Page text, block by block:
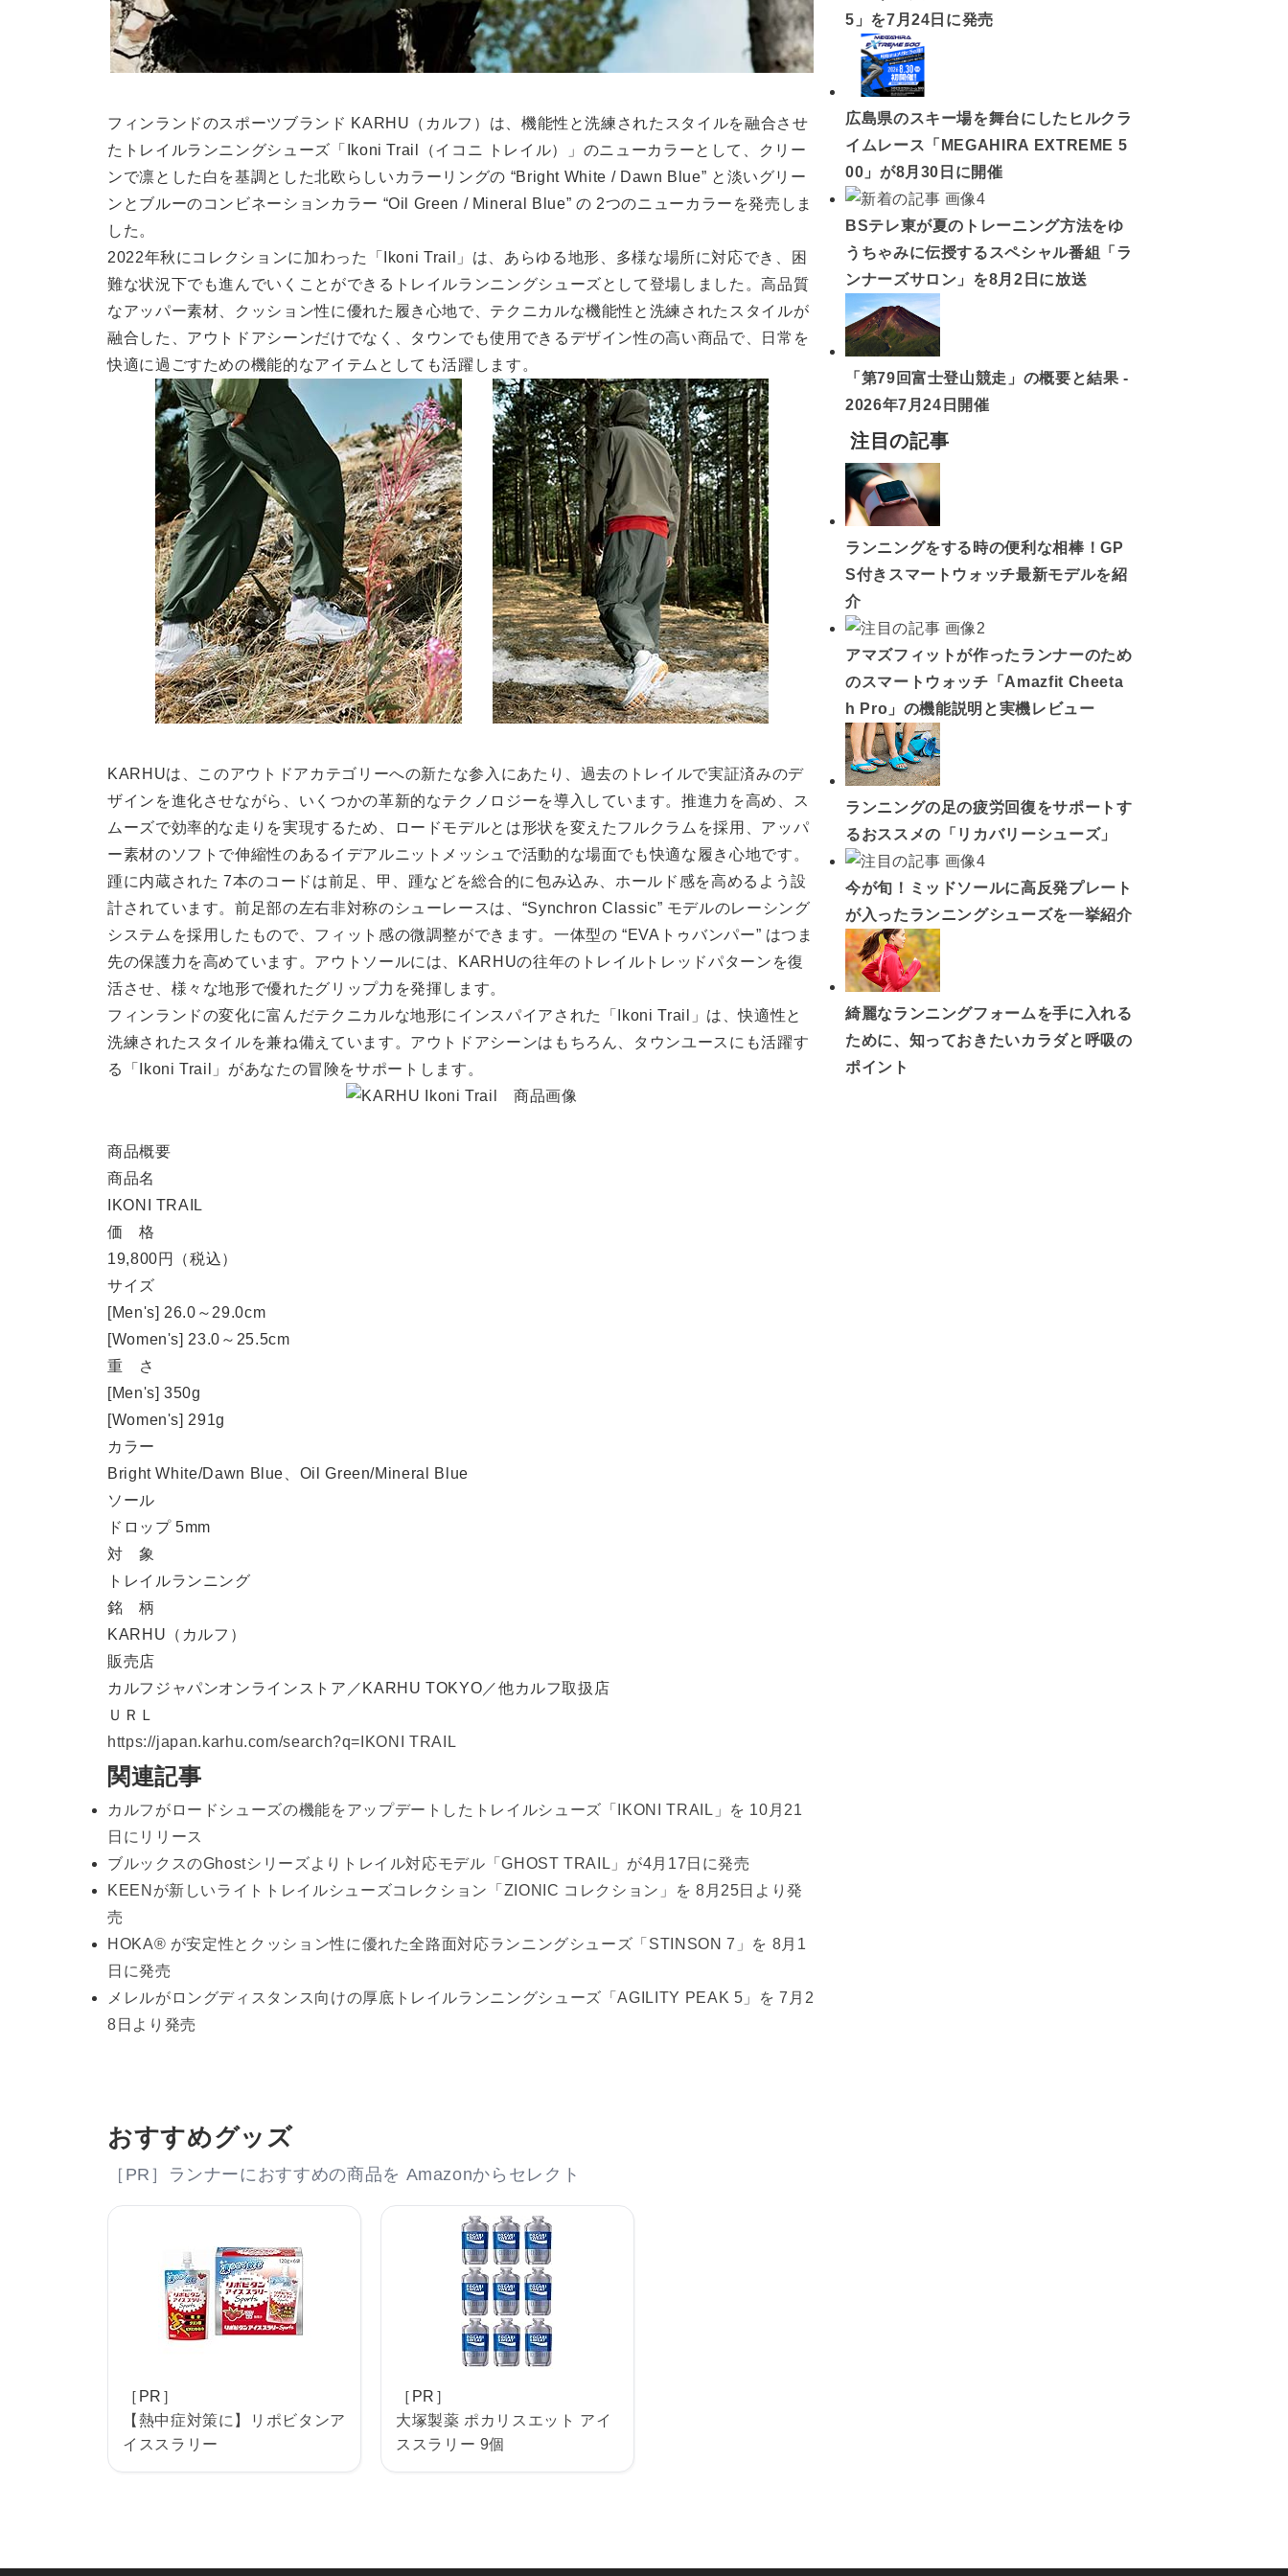
フィンランドのスポーツブランド KARHU（カルフ）は、機能性と洗練されたスタイルを融合させ
たトレイルランニングシューズ「Ikoni Trail（イコニ トレイル）」のニューカラーとして、クリー
ンで凛とした白を基調とした北欧らしいカラーリングの “Bright White / Dawn Blue” と淡いグリー
ンとブルーのコンビネーションカラー “Oil Green / Mineral Blue” の 2つのニューカラーを発売しま
した。
2022年秋にコレクションに加わった「Ikoni Trail」は、あらゆる地形、多様な場所に対応でき、困
難な状況下でも進んでいくことができるトレイルランニングシューズとして登場しました。高品質
なアッパー素材、クッション性に優れた履き心地で、テクニカルな機能性と洗練されたスタイルが
融合した、アウトドアシーンだけでなく、タウンでも使用できるデザイン性の高い商品で、日常を
快適に過ごすための機能的なアイテムとしても活躍します。
KARHUは、このアウトドアカテゴリーへの新たな参入にあたり、過去のトレイルで実証済みのデ
ザインを進化させながら、いくつかの革新的なテクノロジーを導入しています。推進力を高め、ス
ムーズで効率的な走りを実現するため、ロードモデルとは形状を変えたフルクラムを採用、アッパ
ー素材のソフトで伸縮性のあるイデアルニットメッシュで活動的な場面でも快適な履き心地です。
踵に内蔵された 7本のコードは前足、甲、踵などを総合的に包み込み、ホールド感を高めるよう設
計されています。前足部の左右非対称のシューレースは、“Synchron Classic” モデルのレーシング
システムを採用したもので、フィット感の微調整ができます。一体型の “EVAトゥバンパー” はつま
先の保護力を高めています。アウトソールには、KARHUの往年のトレイルトレッドパターンを復
活させ、様々な地形で優れたグリップ力を発揮します。
フィンランドの変化に富んだテクニカルな地形にインスパイアされた「Ikoni Trail」は、快適性と
洗練されたスタイルを兼ね備えています。アウトドアシーンはもちろん、タウンユースにも活躍す
る「Ikoni Trail」があなたの冒険をサポートします。
商品概要
商品名
IKONI TRAIL
価 格
19,800円（税込）
サイズ
[Men's] 26.0～29.0cm
[Women's] 23.0～25.5cm
重 さ
[Men's] 350g
[Women's] 291g
カラー
Bright White/Dawn Blue、Oil Green/Mineral Blue
ソール
ドロップ 5mm
対 象
トレイルランニング
銘 柄
KARHU（カルフ）
販売店
カルフジャパンオンラインストア／KARHU TOKYO／他カルフ取扱店
ＵＲＬ
https://japan.karhu.com/search?q=IKONI TRAIL
関連記事
カルフがロードシューズの機能をアップデートしたトレイルシューズ「IKONI TRAIL」を 10月21
日にリリース
ブルックスのGhostシリーズよりトレイル対応モデル「GHOST TRAIL」が4月17日に発売
KEENが新しいライトトレイルシューズコレクション「ZIONIC コレクション」を 8月25日より発
売
HOKA® が安定性とクッション性に優れた全路面対応ランニングシューズ「STINSON 7」を 8月1
日に発売
メレルがロングディスタンス向けの厚底トレイルランニングシューズ「AGILITY PEAK 5」を 7月2
8日より発売
5」を7月24日に発売
広島県のスキー場を舞台にしたヒルクラ
イムレース「MEGAHIRA EXTREME 5
00」が8月30日に開催
BSテレ東が夏のトレーニング方法をゆ
うちゃみに伝授するスペシャル番組「ラ
ンナーズサロン」を8月2日に放送
「第79回富士登山競走」の概要と結果 -
2026年7月24日開催
注目の記事
ランニングをする時の便利な相棒！GP
S付きスマートウォッチ最新モデルを紹
介
アマズフィットが作ったランナーのため
のスマートウォッチ「Amazfit Cheeta
h Pro」の機能説明と実機レビュー
ランニングの足の疲労回復をサポートす
るおススメの「リカバリーシューズ」
今が旬！ミッドソールに高反発プレート
が入ったランニングシューズを一挙紹介
綺麗なランニングフォームを手に入れる
ために、知っておきたいカラダと呼吸の
ポイント
おすすめグッズ
［PR］ランナーにおすすめの商品を Amazonからセレクト
［PR］
【熱中症対策に】リポビタンア
イススラリー
［PR］
大塚製薬 ポカリスエット アイ
ススラリー 9個